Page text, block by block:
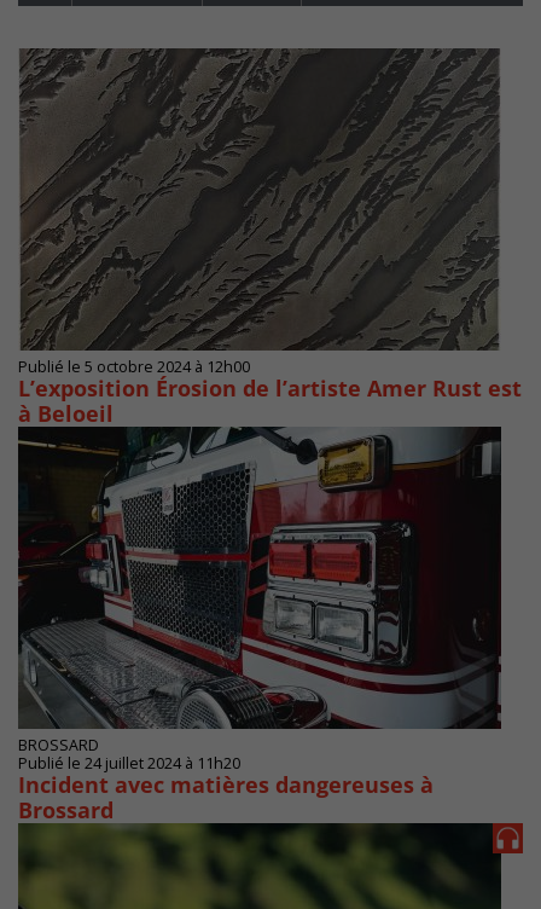
Publié le 5 octobre 2024 à 12h00
L’exposition Érosion de l’artiste Amer Rust est
à Beloeil
BROSSARD
Publié le 24 juillet 2024 à 11h20
Incident avec matières dangereuses à
Brossard